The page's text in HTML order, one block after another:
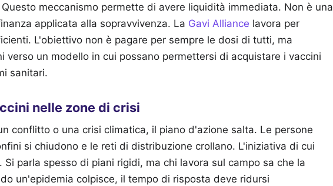
meccanismo permette di avere liquidità immediata. Non è una
applicata alla sopravvivenza. La Gavi Alliance lavora per
L'obiettivo non è pagare per sempre le dosi di tutti, ma
verso un modello in cui possano permettersi di acquistare i vaccini
sanitari.
nelle zone di crisi
conflitto o una crisi climatica, il piano d'azione salta. Le persone
si chiudono e le reti di distribuzione crollano. L'iniziativa di cui
parla spesso di piani rigidi, ma chi lavora sul campo sa che la
un'epidemia colpisce, il tempo di risposta deve ridursi